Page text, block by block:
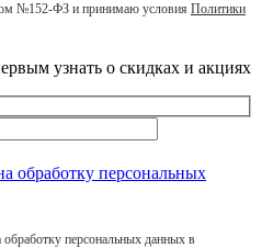
№152-ФЗ и принимаю условия Политики
узнать о скидках и акциях
обработку персональных
персональных данных в